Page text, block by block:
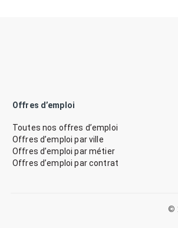
Offres d’emploi
Toutes nos offres d’emploi
Offres d’emploi par ville
Offres d’emploi par métier
Offres d’emploi par contrat
©